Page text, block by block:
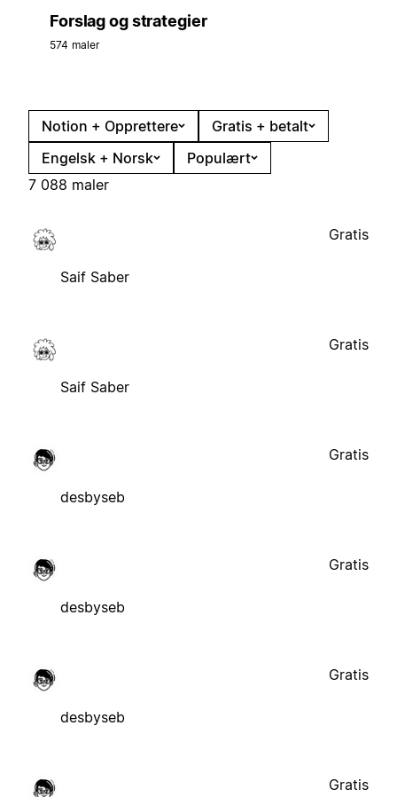
Forslag og strategier
574 maler
Notion + Opprettere
Gratis + betalt
Engelsk + Norsk
Populært
7 088 maler
Saif Saber
Gratis
Saif Saber
Gratis
desbyseb
Gratis
desbyseb
Gratis
desbyseb
Gratis
Gratis